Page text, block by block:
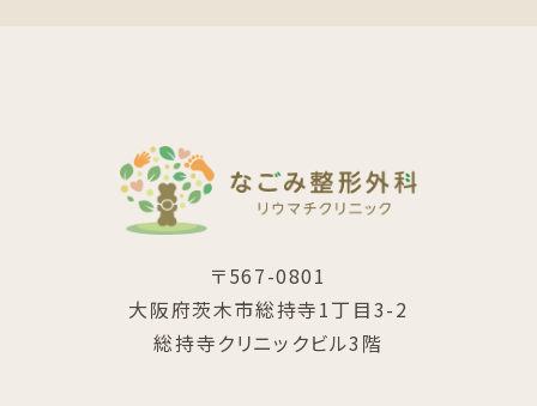
〒567-0801
大阪府茨木市総持寺1丁目3-2
総持寺クリニックビル3階